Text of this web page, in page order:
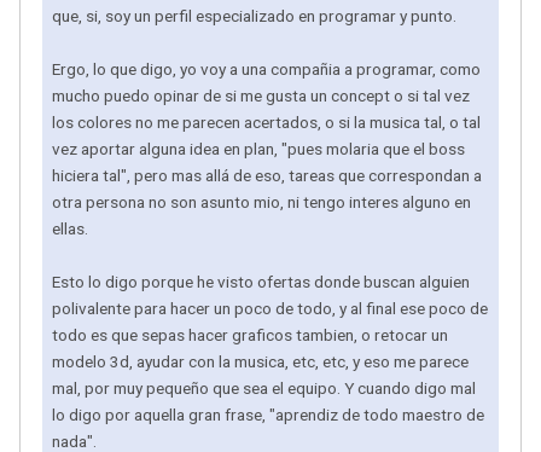
que, si, soy un perfil especializado en programar y punto.
Ergo, lo que digo, yo voy a una compañia a programar, como
mucho puedo opinar de si me gusta un concept o si tal vez
los colores no me parecen acertados, o si la musica tal, o tal
vez aportar alguna idea en plan, "pues molaria que el boss
hiciera tal", pero mas allá de eso, tareas que correspondan a
otra persona no son asunto mio, ni tengo interes alguno en
ellas.
Esto lo digo porque he visto ofertas donde buscan alguien
polivalente para hacer un poco de todo, y al final ese poco de
todo es que sepas hacer graficos tambien, o retocar un
modelo 3d, ayudar con la musica, etc, etc, y eso me parece
mal, por muy pequeño que sea el equipo. Y cuando digo mal
lo digo por aquella gran frase, "aprendiz de todo maestro de
nada".